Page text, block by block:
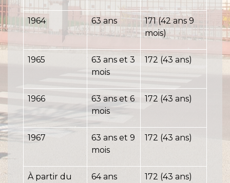
1964 63 ans
171 (42 ans 9
mois)
1965
63 ans et 3
mois
172 (43 ans)
1966
63 ans et 6
mois
172 (43 ans)
1967
63 ans et 9
mois
172 (43 ans)
À partir du
64 ans 172 (43 ans)